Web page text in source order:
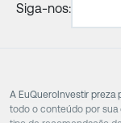
Siga-nos:
A EuQueroInvestir preza
todo o conteúdo por sua